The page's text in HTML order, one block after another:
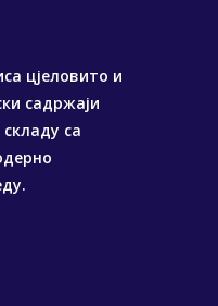
цјеловито и
садржаји
са